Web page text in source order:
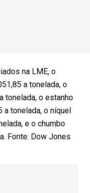
na LME, o
a tonelada, o
tonelada, o estanho
a tonelada, o níquel
e o chumbo
Fonte: Dow Jones